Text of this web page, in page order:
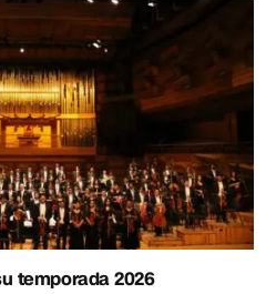
temporada 2026